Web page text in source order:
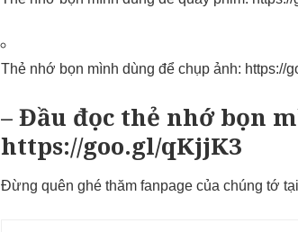
Thẻ nhớ bọn mình dùng để chụp ảnh: https://
– Đầu đọc thẻ nhớ bọn
https://goo.gl/qKjjK3
Đừng quên ghé thăm fanpage của chúng tớ